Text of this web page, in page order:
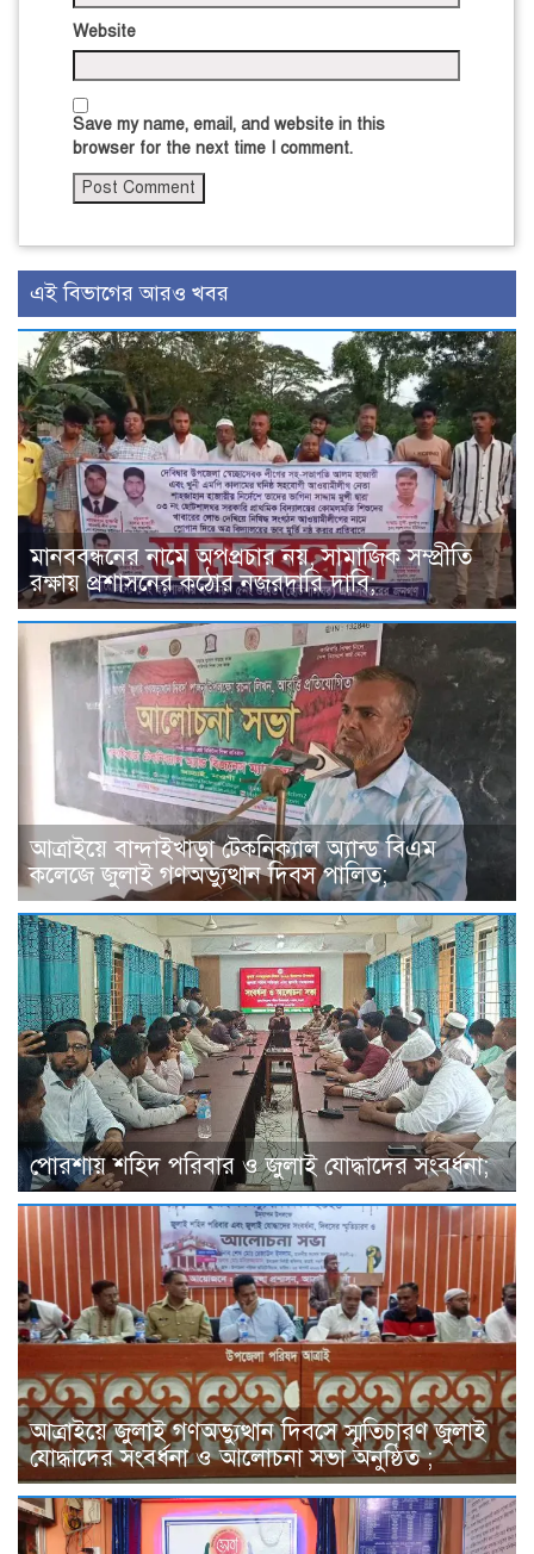
Website
Save my name, email, and website in this
browser for the next time I comment.
এই বিভাগের আরও খবর
মানববন্ধনের নামে অপপ্রচার নয়, সামাজিক সম্প্রীতি
রক্ষায় প্রশাসনের কঠোর নজরদারি দাবি;
আত্রাইয়ে বান্দাইখাড়া টেকনিক্যাল অ্যান্ড বিএম
কলেজে জুলাই গণঅভ্যুত্থান দিবস পালিত;
পোরশায় শহিদ পরিবার ও জুলাই যোদ্ধাদের সংবর্ধনা;
আত্রাইয়ে জুলাই গণঅভ্যুত্থান দিবসে স্মৃতিচারণ জুলাই
যোদ্ধাদের সংবর্ধনা ও আলোচনা সভা অনুষ্ঠিত ;